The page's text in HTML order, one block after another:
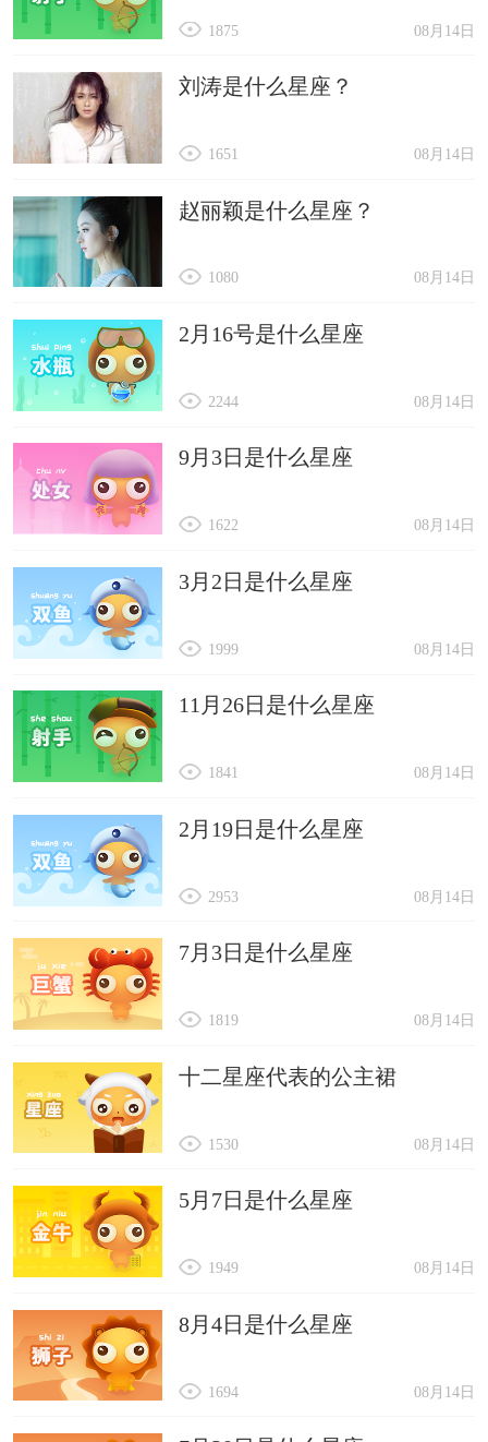
08月14日
1875
刘涛是什么星座？
08月14日
1651
赵丽颖是什么星座？
08月14日
1080
2月16号是什么星座
08月14日
2244
9月3日是什么星座
08月14日
1622
3月2日是什么星座
08月14日
1999
11月26日是什么星座
08月14日
1841
2月19日是什么星座
08月14日
2953
7月3日是什么星座
08月14日
1819
十二星座代表的公主裙
08月14日
1530
5月7日是什么星座
08月14日
1949
8月4日是什么星座
08月14日
1694